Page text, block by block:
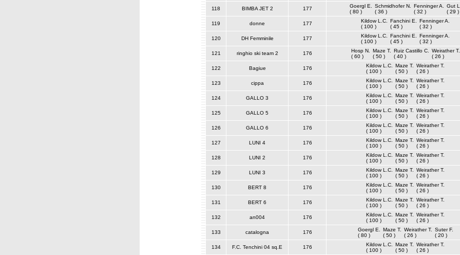
118 BIMBA JET 2 177
Goergl E.
( 80 )
Schmidhofer N.
( 36 )
Fenninger A.
( 32 )
Gut
( 29 )
119 donne 177
Kildow L.C.
( 100 )
Fanchini E.
( 45 )
Fenninger A.
( 32 )
120 DH Femminile 177
Kildow L.C.
( 100 )
Fanchini E.
( 45 )
Fenninger A.
( 32 )
121 ringhio ski team 2 176
Hosp N.
( 60 )
Maze T.
( 50 )
Ruiz Castillo C.
( 40 )
Weirather T.
( 26 )
122 Bagiue 176
Kildow L.C.
( 100 )
Maze T.
( 50 )
Weirather T.
( 26 )
123 cippa 176
Kildow L.C.
( 100 )
Maze T.
( 50 )
Weirather T.
( 26 )
124 GALLO 3 176
Kildow L.C.
( 100 )
Maze T.
( 50 )
Weirather T.
( 26 )
125 GALLO 5 176
Kildow L.C.
( 100 )
Maze T.
( 50 )
Weirather T.
( 26 )
126 GALLO 6 176
Kildow L.C.
( 100 )
Maze T.
( 50 )
Weirather T.
( 26 )
127 LUNI 4 176
Kildow L.C.
( 100 )
Maze T.
( 50 )
Weirather T.
( 26 )
128 LUNI 2 176
Kildow L.C.
( 100 )
Maze T.
( 50 )
Weirather T.
( 26 )
129 LUNI 3 176
Kildow L.C.
( 100 )
Maze T.
( 50 )
Weirather T.
( 26 )
130 BERT 8 176
Kildow L.C.
( 100 )
Maze T.
( 50 )
Weirather T.
( 26 )
131 BERT 6 176
Kildow L.C.
( 100 )
Maze T.
( 50 )
Weirather T.
( 26 )
132 an004 176
Kildow L.C.
( 100 )
Maze T.
( 50 )
Weirather T.
( 26 )
133 catalogna 176
Goergl E.
( 80 )
Maze T.
( 50 )
Weirather T.
( 26 )
Suter F.
( 20 )
134 F.C. Tenchini 04 sq.E 176
Kildow L.C.
( 100 )
Maze T.
( 50 )
Weirather T.
( 26 )